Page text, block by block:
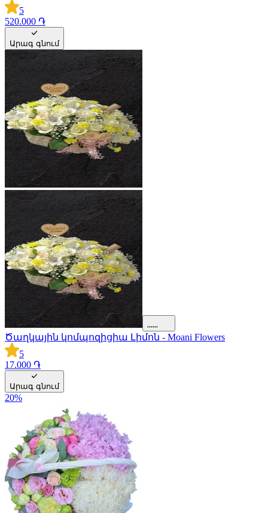
5
520.000 ֏
Արագ գնում
Ծաղկային կոմպոզիցիա Լիմոն - Moani Flowers
5
17.000 ֏
Արագ գնում
20%